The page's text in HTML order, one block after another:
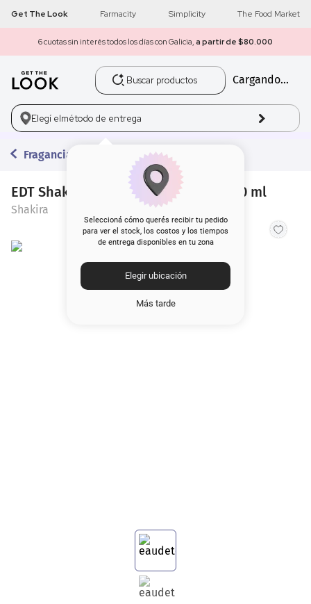
Get The Look Farmacity Simplicity The Food Market
6 cuotas sin interés todos los días con Galicia, a partir de $80.000
Buscar productos
Cargando...
Elegí elmétodo de entrega
Seleccioná cómo querés recibir tu pedido
para ver el stock, los costos y los tiempos
de entrega disponibles en tu zona
Elegir ubicación
Más tarde
Fragancias
EDT Shakira Dance Red Midnight x 80 ml
Shakira
1 get the look
2 máscara pestañas
3.
5. corrector
6.